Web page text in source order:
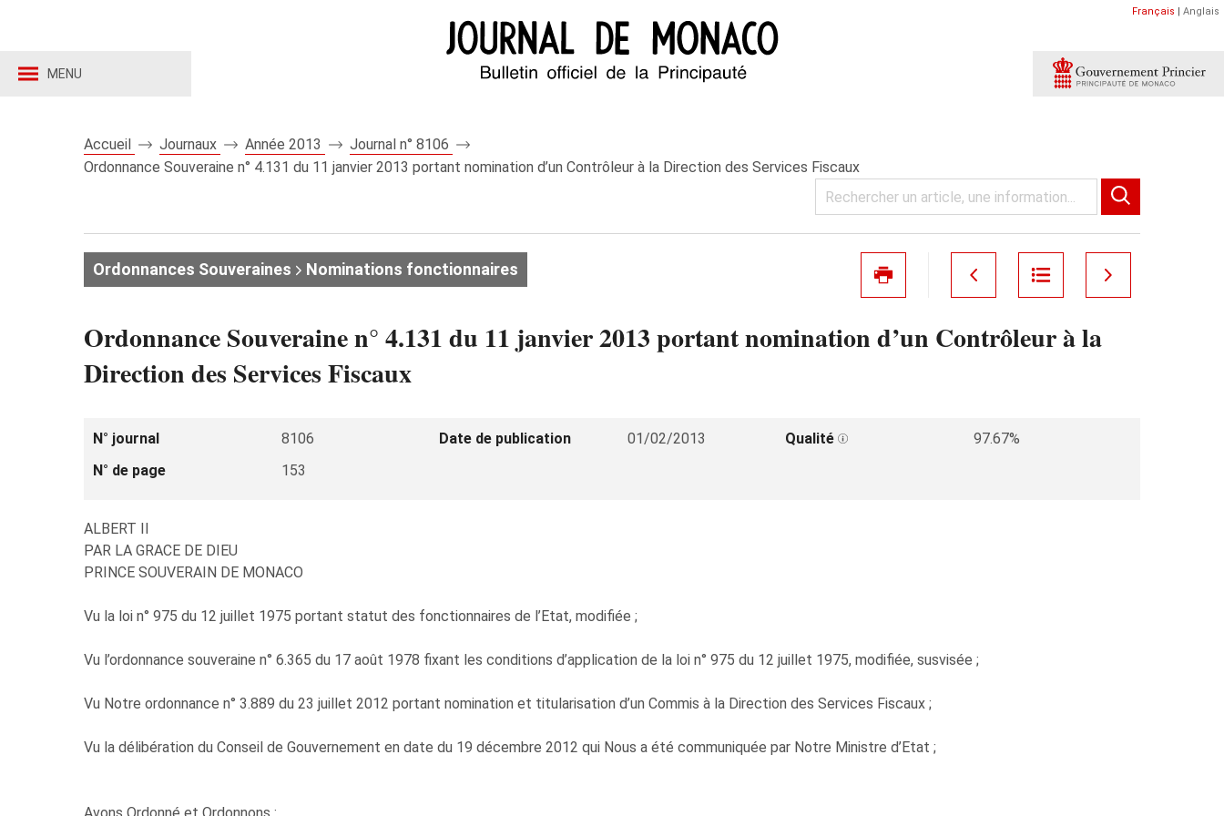
MENU
Français | Anglais
Accueil Journaux Année 2013
Journal n° 8106
Ordonnance Souveraine n° 4.131 du 11 janvier 2013 portant nomination d’un Contrôleur à la Direction des Services Fiscaux
Ordonnances Souveraines Nominations fonctionnaires
Ordonnance Souveraine n° 4.131 du 11 janvier 2013 portant nomination d’un Contrôleur à la
Direction des Services Fiscaux
N° journal 8106 Date de publication 01/02/2013 Qualité
97.67%
N° de page
153
ALBERT II
PAR LA GRACE DE DIEU
PRINCE SOUVERAIN DE MONACO
Vu la loi n° 975 du 12 juillet 1975 portant statut des fonctionnaires de l’Etat, modifiée ;
Vu l’ordonnance souveraine n° 6.365 du 17 août 1978 fixant les conditions d’application de la loi n° 975 du 12 juillet 1975, modifiée, susvisée ;
Vu Notre ordonnance n° 3.889 du 23 juillet 2012 portant nomination et titularisation d’un Commis à la Direction des Services Fiscaux ;
Vu la délibération du Conseil de Gouvernement en date du 19 décembre 2012 qui Nous a été communiquée par Notre Ministre d’Etat ;